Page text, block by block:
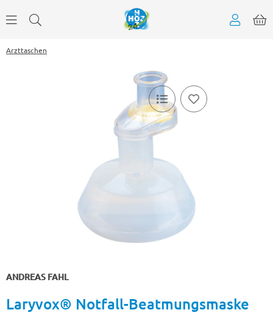
Arzttaschen
ANDREAS FAHL
Laryvox® Notfall-Beatmungsmaske